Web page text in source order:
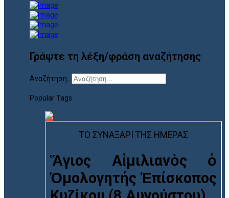
Γράψτε τη λέξη/φράση αναζήτησης
Αναζήτηση...
Popular Tags